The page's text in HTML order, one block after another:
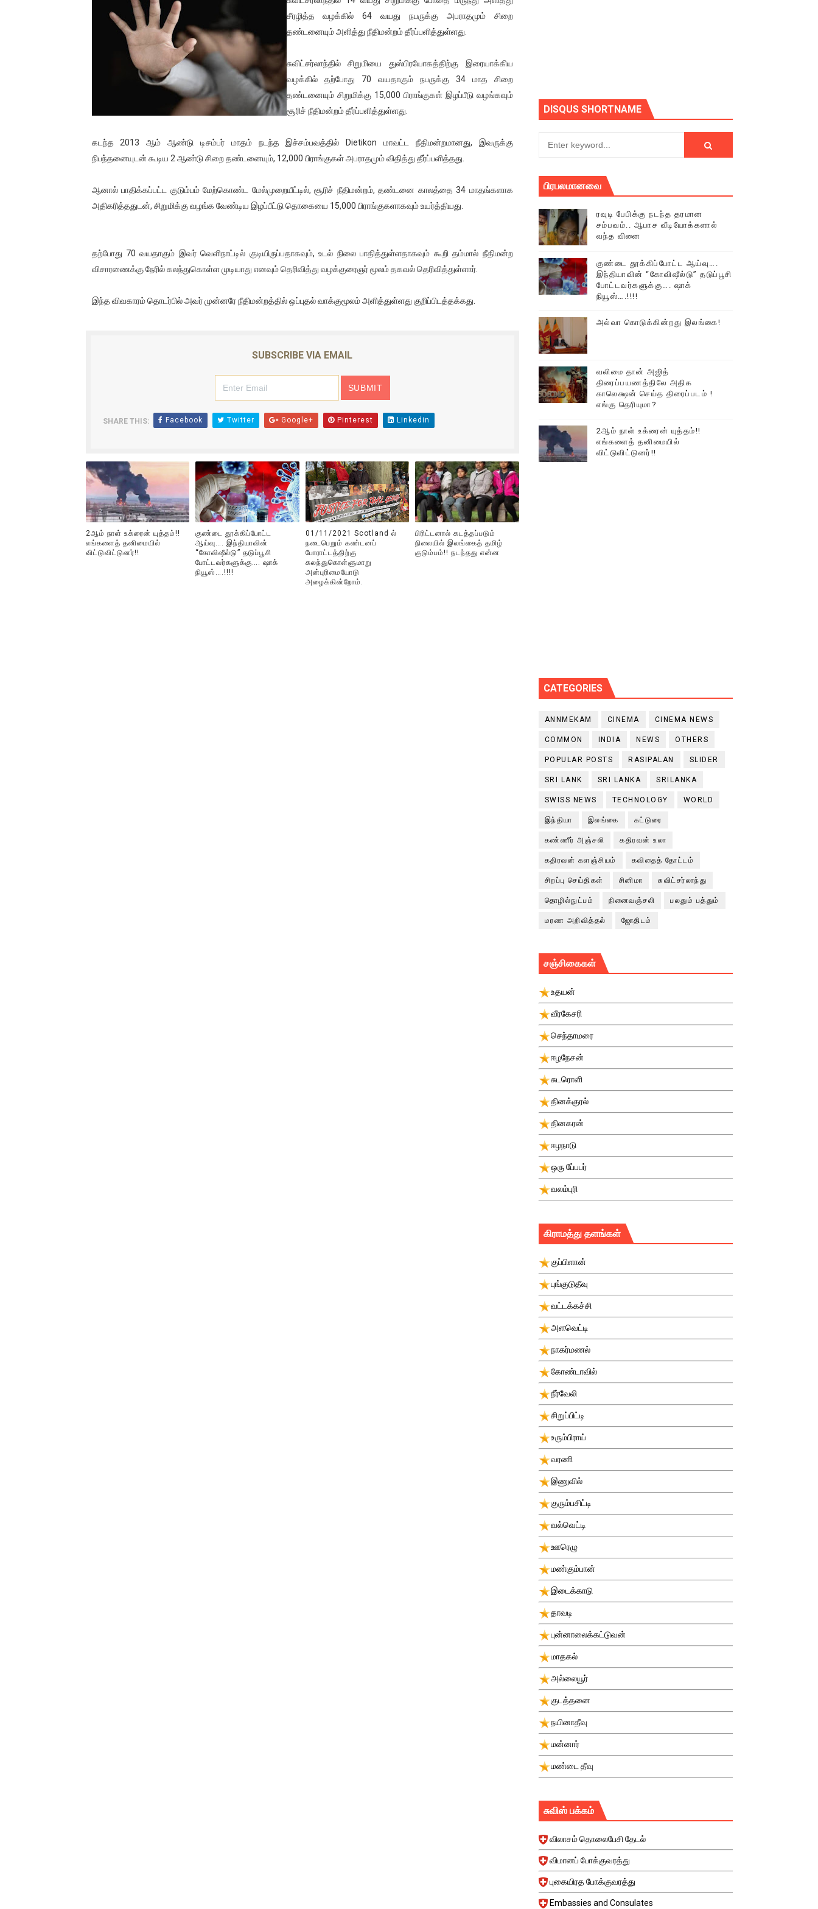
01/11/2021 Scotland ல் நடைபெறும் கண்டனப் போராட்டத்திற்கு கலந்துகொள்ளுமாறு அன்புரிமையோடு அழைக்கின்றோம்.
பாலச்சந்திரன் மற்றும் தன்னிடம் படித்த மாணவர்கள் தொடர்பில் நாடாளுமன்றத்தில் பகிரங்க கேள்வி
பிரிட்டனால் கடத்தப்படும் நிலையில் இலங்கைத் தமிழ் குடும்பம்!! நடந்தது என்ன
வர்ராரு...வர்ராரு... அண்ணாத்த : ரஜினிக்காக இலங்கை பாடலாசிரியர் வெளியிட்ட...
தடுப்பூசியை பெற்றுக் கொள்ளக் கூடிய இடங்கள்...
பிரபல நடிகை தூக்கிட்டு தற்கொலை!
தியாகதீபம் லெப்.கேணல் திலீபன், கேணல் சங்கர் ஆகியோரின் நினைவெழுச்சி நாள் - 26.09.2021 சுவிஸ் (செய்தியும்,படங்களும்..)
ஐ.நா முன்றலில் சீரற்ற காலநிலையிலும் தமிழின அழிப்பிற்கு நீதி கேட்டு நடைபெற்ற கவனயீர்ப்புப் போராட்டத்தில் திரண்ட தமிழ்மக்கள்!!
வலிமை தான் அஜித் திரைப்பயணத்திலே அதிக காலெக்ஷன் செய்த திரைப்படம் ! எங்கு தெரியுமா?
சீரழித்த வழக்கில் 64 வயது நபருக்கு அபராதமும் சிறை
தண்டனையும் அளித்து நீதிமன்றம் தீர்ப்பளித்துள்ளது.
சுவிட்சர்லாந்தில் சிறுமியை துஸ்பிரயோகத்திற்கு இரையாக்கிய
வழக்கில் தற்போது 70 வயதாகும் நபருக்கு 34 மாத சிறை
தண்டனையும் சிறுமிக்கு 15,000 பிராங்குகள் இழப்பீடு வழங்கவும்
சூரிச் நீதிமன்றம் தீர்ப்பளித்துள்ளது.
கடந்த 2013 ஆம் ஆண்டு டிசம்பர் மாதம் நடந்த இச்சம்பவத்தில் Dietikon மாவட்ட நீதிமன்றமானது, இவருக்கு
நிபந்தனையுடன் கூடிய 2 ஆண்டு சிறை தண்டனையும், 12,000 பிராங்குகள் அபராதமும் விதித்து தீர்ப்பளித்தது.
ஆனால் பாதிக்கப்பட்ட குடும்பம் மேற்கொண்ட மேல்முறையீட்டில், சூரிச் நீதிமன்றம், தண்டனை காலத்தை 34 மாதங்களாக
அதிகரித்ததுடன், சிறுமிக்கு வழங்க வேண்டிய இழப்பீட்டு தொகையை 15,000 பிராங்குகளாகவும் உயர்த்தியது.
தற்போது 70 வயதாகும் இவர் வெளிநாட்டில் குடியிருப்பதாகவும், உடல் நிலை பாதித்துள்ளதாகவும் கூறி தம்மால் நீதிமன்ற
விசாரணைக்கு நேரில் கலந்துகொள்ள முடியாது எனவும் தெரிவித்து வழக்குரைஞர் மூலம் தகவல் தெரிவித்துள்ளார்.
இந்த விவகாரம் தொடர்பில் அவர் முன்னரே நீதிமன்றத்தில் ஒப்புதல் வாக்குமூலம் அளித்துள்ளது குறிப்பிடத்தக்கது.
SUBSCRIBE VIA EMAIL
SHARE THIS: Facebook Twitter Google+ Pinterest Linkedin
2ஆம் நாள் உக்ரைன் யுத்தம்!!
எங்களைத் தனிமையில்
விட்டுவிட்டுனர்!!
குண்டை தூக்கிப்போட்ட
ஆய்வு…. இந்தியாவின்
“கோவிஷீல்டு” தடுப்பூசி
போட்டவர்களுக்கு…. ஷாக்
நியூஸ்….!!!!
01/11/2021 Scotland ல்
நடைபெறும் கண்டனப்
போராட்டத்திற்கு
கலந்துகொள்ளுமாறு
அன்புரிமையோடு
அழைக்கின்றோம்.
பிரிட்டனால் கடத்தப்படும்
நிலையில் இலங்கைத் தமிழ்
குடும்பம்!! நடந்தது என்ன
DISQUS SHORTNAME
பிரபலமானவை
ரவுடி பேபிக்கு நடந்த தரமான
சம்பவம்.. ஆபாச வீடியோக்களால்
வந்த வினை
குண்டை தூக்கிப்போட்ட ஆய்வு….
இந்தியாவின் “கோவிஷீல்டு” தடுப்பூசி
போட்டவர்களுக்கு…. ஷாக்
நியூஸ்….!!!!
அல்வா கொடுக்கின்றது இலங்கை!
வலிமை தான் அஜித்
திரைப்பயணத்திலே அதிக
காலெக்ஷன் செய்த திரைப்படம் !
எங்கு தெரியுமா?
2ஆம் நாள் உக்ரைன் யுத்தம்!!
எங்களைத் தனிமையில்
விட்டுவிட்டுனர்!!
CATEGORIES
ANNMEKAM CINEMA CINEMA NEWS
COMMON INDIA NEWS OTHERS
POPULAR POSTS RASIPALAN SLIDER
SRI LANK SRI LANKA SRILANKA
SWISS NEWS TECHNOLOGY WORLD
இந்தியா இலங்கை கட்டுரை
கண்ணீர் அஞ்சலி கதிரவன் உலா
கதிரவன் களஞ்சியம் கவிதைத் தோட்டம்
சிறப்பு செய்திகள் சினிமா சுவிட்சர்லாந்து
தொழில்நுட்பம் நினைவஞ்சலி பலதும் பத்தும்
மரண அறிவித்தல் ஜோதிடம்
சஞ்சிகைகள்
உதயன்
வீரகேசரி
செந்தாமரை
ஈழநேசன்
சுடரொளி
தினக்குரல்
தினகரன்
ஈழநாடு
ஒரு பே்பபர்
வலம்புரி
கிராமத்து தளங்கள்
குப்பிளான்
புங்குடுதீவு
வட்டக்கச்சி
அளவெட்டி
நாகர்மணல்
கோண்டாவில்
நீர்வேலி
சிறுப்பிட்டி
உரும்பிராய்
வரணி
இணுவில்
குரும்பசிட்டி
வல்வெட்டி
ஊரெழு
மண்கும்பான்
இடைக்காடு
தாவடி
புன்னாலைக்கட்டுவன்
மாதகல்
அல்லையூர்
குடத்தனை
நயினாதீவு
மன்னார்
மண்டை தீவு
சுவிஸ் பக்கம்
விலாசம் தொலைபேசி தேடல்
விமானப் போக்குவரத்து
புகையிரத போக்குவரத்து
Embassies and Consulates